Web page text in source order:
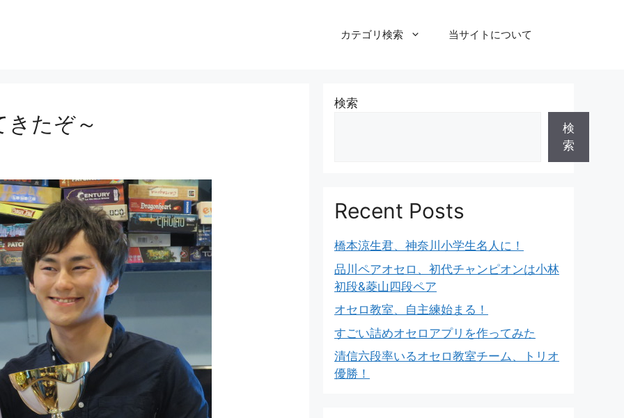
カテゴリ検索 当サイトについて
たぞ～
検索
検
索
Recent Posts
橋本涼生君、神奈川小学生名人に！
品川ペアオセロ、初代チャンピオンは小林
初段&菱山四段ペア
オセロ教室、自主練始まる！
すごい詰めオセロアプリを作ってみた
清信六段率いるオセロ教室チーム、トリオ
優勝！